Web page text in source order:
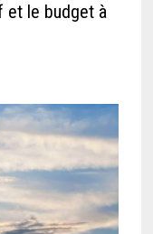
et le budget à